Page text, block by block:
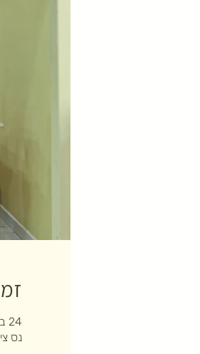
24 במאי 2025, 14:30 – 16:45
נס ציונה,